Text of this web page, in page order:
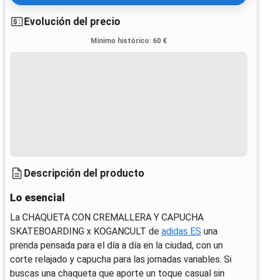
Evolución del precio
Mínimo histórico: 60 €
Descripción del producto
Lo esencial
La CHAQUETA CON CREMALLERA Y CAPUCHA
SKATEBOARDING x KOGANCULT de adidas ES una
prenda pensada para el día a día en la ciudad, con un
corte relajado y capucha para las jornadas variables. Si
buscas una chaqueta que aporte un toque casual sin